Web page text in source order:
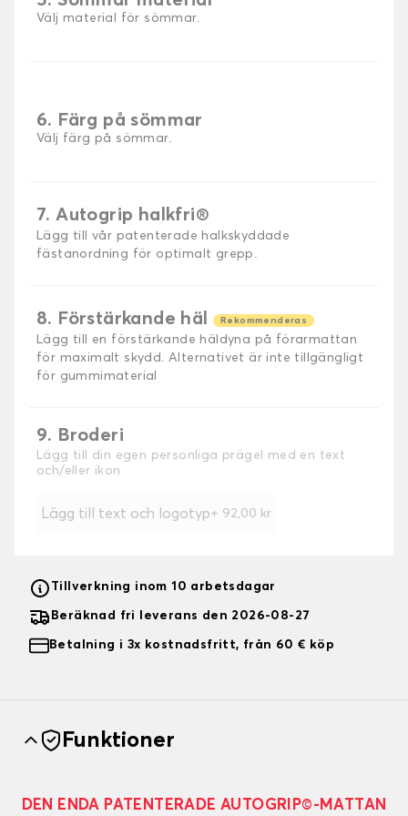
Välj material för sömmar.
6. Färg på sömmar
Välj färg på sömmar.
7. Autogrip halkfri®
Lägg till vår patenterade halkskyddade
fästanordning för optimalt grepp.
8. Förstärkande häl Rekommenderas
Lägg till en förstärkande häldyna på förarmattan
för maximalt skydd. Alternativet är inte tillgängligt
för gummimaterial
9. Broderi
Lägg till din egen personliga prägel med en text
och/eller ikon
Lägg till text och logotyp+ 92,00 kr
Tillverkning inom 10 arbetsdagar
Beräknad fri leverans den 2026-08-27
Betalning i 3x kostnadsfritt, från 60 € köp
Funktioner
DEN ENDA PATENTERADE AUTOGRIP©-MATTAN